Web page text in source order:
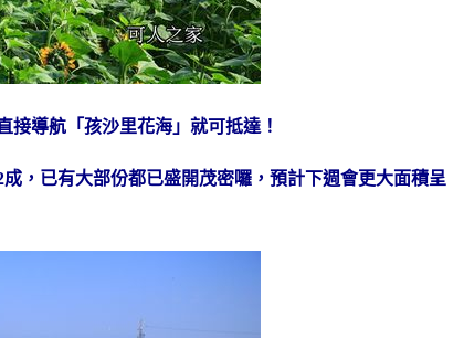
接導航「孩沙里花海」就可抵達！
，已有大部份都已盛開茂密囉，預計下週會更大面積呈